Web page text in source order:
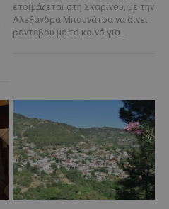
ετοιμάζεται στη Σκαρίνου, με την
Αλεξάνδρα Μπουνάτσα να δίνει
ραντεβού με το κοινό για...